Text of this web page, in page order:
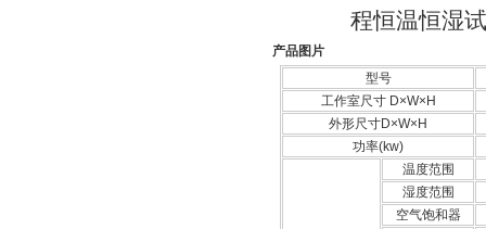
程恒温恒湿
产品图片
型号
工作室尺寸 D×W×H
外形尺寸D×W×H
功率(kw)
温度范围
湿度范围
空气饱和器